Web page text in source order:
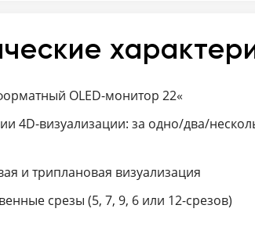
OLED-монитор 22«
4D-визуализации: за одно/два/
и триплановая визуализация
срезы (5, 7, 9, 6 или 12-срезов)